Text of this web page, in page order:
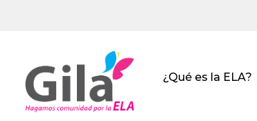
contenido
¿Qué es la ELA?